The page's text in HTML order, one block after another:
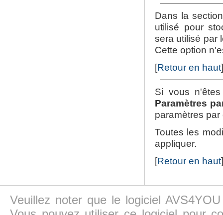
Dans la
utilisé pour
sera utilisé par
Cette option
[Retour en haut]
Si vous
Paramètres
paramètres par
Toutes les
appliquer.
[Retour en haut]
Veuillez noter que le logiciel